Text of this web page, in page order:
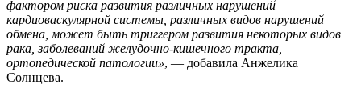
фактором риска развития различных нарушений
кардиоваскулярной системы, различных видов нарушений
обмена, может быть триггером развития некоторых видов
рака, заболеваний желудочно-кишечного тракта,
ортопедической патологии», — добавила Анжелика
Солнцева.